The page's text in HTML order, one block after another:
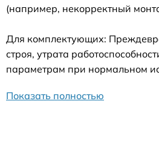
(например, некорректный
Для комплектующих:
строя, утрата
параметрам при нормальном
Показать полностью